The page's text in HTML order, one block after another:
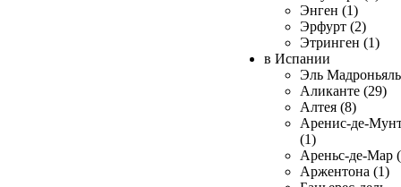
Энген (1)
Эрфурт (2)
Этринген (1)
в Испании
Эль
Аликанте (29)
Алтея (8)
Аренис-де-
(1)
Ареньс-де-Мар
Аржентона (1)